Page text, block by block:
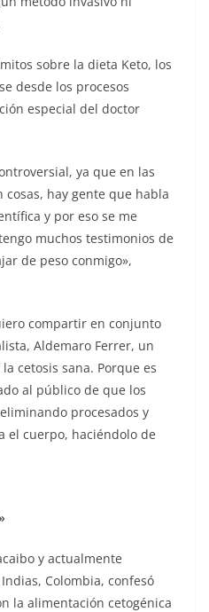
sobre la dieta Keto, los
desde los procesos
especial del doctor
ya que en las
hay gente que habla
y por eso se me
muchos testimonios de
de peso conmigo»,
compartir en conjunto
Aldemaro Ferrer, un
cetosis sana. Porque es
al público de que los
procesados y
el cuerpo, haciéndolo de
y actualmente
Colombia, confesó
la alimentación cetogénica